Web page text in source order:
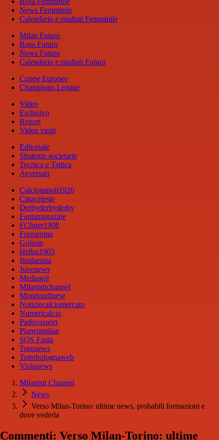
News Femminile
Calendario e risultati Femminile
Milan Futuro
Rosa Futuro
News Futuro
Calendario e risultati Futuro
Coppe Europee
Champions League
Video
Esclusivo
Report
Video virali
Editoriale
Strategie societarie
Tecnica e Tattica
Avversari
Calcionapoli1926
Cittaceleste
Derbyderbyderby
Fantamagazine
FCInter1908
Forzaroma
Golssip
Hellas1903
Ilmilanista
Juvenews
Mediagol
Milanistichannel
Mondoudinese
Notiziecalciomercato
Numericalcio
Padovasport
Pianetamilan
SOS Fanta
Toronews
Tuttobolognaweb
Violanews
Milanisti Channel
News
Verso Milan-Torino: ultime news, probabili formazioni e
dove vederla
Commenti: Verso Milan-Torino: ultime